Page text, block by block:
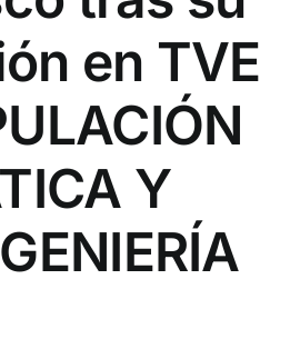
en TVE
Y